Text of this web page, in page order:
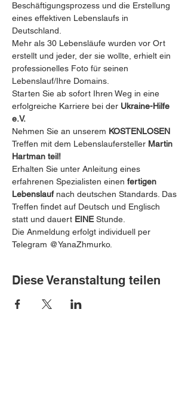
Beschäftigungsprozess und die Erstellung
eines effektiven Lebenslaufs in
Deutschland.
Mehr als 30 Lebensläufe wurden vor Ort
erstellt und jeder, der sie wollte, erhielt ein
professionelles Foto für seinen
Lebenslauf/Ihre Domains.
Starten Sie ab sofort Ihren Weg in eine
erfolgreiche Karriere bei der Ukraine-Hilfe
e.V.
Nehmen Sie an unserem KOSTENLOSEN
Treffen mit dem Lebenslaufersteller Martin
Hartman teil!
Erhalten Sie unter Anleitung eines
erfahrenen Spezialisten einen fertigen
Lebenslauf nach deutschen Standards. ️Das
Treffen findet auf Deutsch und Englisch
statt und dauert EINE Stunde.
Die Anmeldung erfolgt individuell per
Telegram @YanaZhmurko.
Diese Veranstaltung teilen